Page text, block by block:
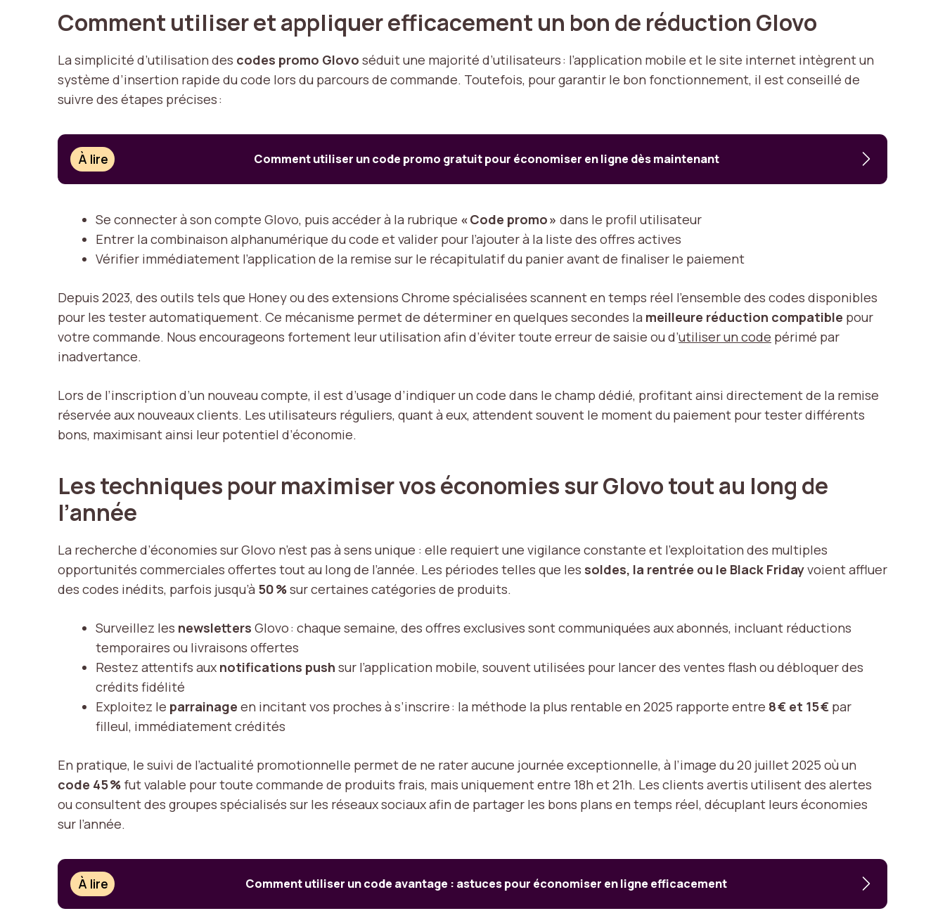
Comment utiliser et appliquer efficacement un bon de réduction Glovo
La simplicité d’utilisation des codes promo Glovo séduit une majorité d’utilisateurs : l’application mobile et le site internet intègrent un
système d’insertion rapide du code lors du parcours de commande. Toutefois, pour garantir le bon fonctionnement, il est conseillé de
suivre des étapes précises :
À lire Comment utiliser un code promo gratuit pour économiser en ligne dès maintenant
Se connecter à son compte Glovo, puis accéder à la rubrique « Code promo » dans le profil utilisateur
Entrer la combinaison alphanumérique du code et valider pour l’ajouter à la liste des offres actives
Vérifier immédiatement l’application de la remise sur le récapitulatif du panier avant de finaliser le paiement
Depuis 2023, des outils tels que Honey ou des extensions Chrome spécialisées scannent en temps réel l’ensemble des codes disponibles
pour les tester automatiquement. Ce mécanisme permet de déterminer en quelques secondes la meilleure réduction compatible pour
votre commande. Nous encourageons fortement leur utilisation afin d’éviter toute erreur de saisie ou d’utiliser un code périmé par
inadvertance.
Lors de l’inscription d’un nouveau compte, il est d’usage d’indiquer un code dans le champ dédié, profitant ainsi directement de la remise
réservée aux nouveaux clients. Les utilisateurs réguliers, quant à eux, attendent souvent le moment du paiement pour tester différents
bons, maximisant ainsi leur potentiel d’économie.
Les techniques pour maximiser vos économies sur Glovo tout au long de
l’année
La recherche d’économies sur Glovo n’est pas à sens unique : elle requiert une vigilance constante et l’exploitation des multiples
opportunités commerciales offertes tout au long de l’année. Les périodes telles que les soldes, la rentrée ou le Black Fridayvoient affluer
des codes inédits, parfois jusqu’à 50 %sur certaines catégories de produits.
Surveillez les newsletters Glovo : chaque semaine, des offres exclusives sont communiquées aux abonnés, incluant réductions
temporaires ou livraisons offertes
Restez attentifs aux notifications push sur l’application mobile, souvent utilisées pour lancer des ventes flash ou débloquer des
crédits fidélité
Exploitez le parrainage en incitant vos proches à s’inscrire : la méthode la plus rentable en 2025 rapporte entre 8 € et 15 € par
filleul, immédiatement crédités
En pratique, le suivi de l’actualité promotionnelle permet de ne rater aucune journée exceptionnelle, à l’image du 20 juillet 2025 où un
code 45 % fut valable pour toute commande de produits frais, mais uniquement entre 18h et 21h. Les clients avertis utilisent des alertes
ou consultent des groupes spécialisés sur les réseaux sociaux afin de partager les bons plans en temps réel, décuplant leurs économies
sur l’année.
À lire Comment utiliser un code avantage : astuces pour économiser en ligne efficacement